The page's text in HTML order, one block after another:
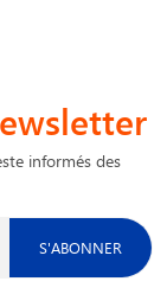
informés des
S'ABONNER